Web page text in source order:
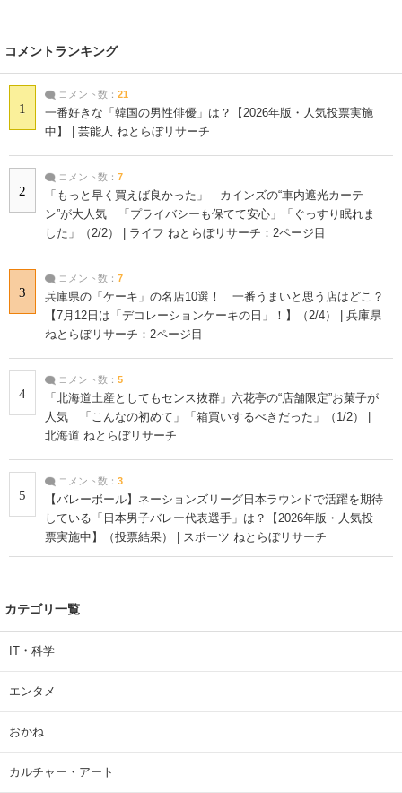
コメントランキング
1
コメント数： 21
一番好きな「韓国の男性俳優」は？【2026年版・人気投票実施
中】 | 芸能人 ねとらぼリサーチ
2
コメント数： 7
「もっと早く買えば良かった」 カインズの“車内遮光カーテ
ン”が大人気 「プライバシーも保てて安心」「ぐっすり眠れま
した」（2/2） | ライフ ねとらぼリサーチ：2ページ目
3
コメント数： 7
兵庫県の「ケーキ」の名店10選！ 一番うまいと思う店はどこ？
【7月12日は「デコレーションケーキの日」！】（2/4） | 兵庫県
ねとらぼリサーチ：2ページ目
4
コメント数： 5
「北海道土産としてもセンス抜群」六花亭の“店舗限定”お菓子が
人気 「こんなの初めて」「箱買いするべきだった」（1/2） |
北海道 ねとらぼリサーチ
5
コメント数： 3
【バレーボール】ネーションズリーグ日本ラウンドで活躍を期待
している「日本男子バレー代表選手」は？【2026年版・人気投
票実施中】（投票結果） | スポーツ ねとらぼリサーチ
カテゴリ一覧
IT・科学
エンタメ
おかね
カルチャー・アート